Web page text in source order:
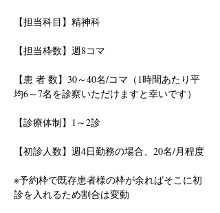
【担当科目】精神科
【担当枠数】週8コマ
【患 者 数】30～40名/コマ（1時間あたり平
均6～7名を診察いただけますと幸いです）
【診療体制】1～2診
【初診人数】週4日勤務の場合、20名/月程度
※予約枠で既存患者様の枠が余ればそこに初
診を入れるため割合は変動